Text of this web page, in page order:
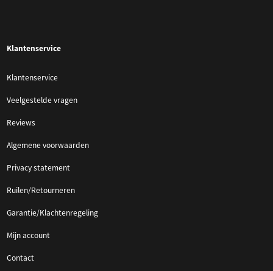
Klantenservice
Klantenservice
Veelgestelde vragen
Reviews
Algemene voorwaarden
Privacy statement
Ruilen/Retourneren
Garantie/Klachtenregeling
Mijn account
Contact